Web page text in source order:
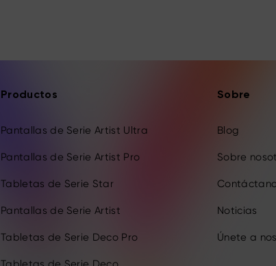
Productos
Pantallas de Serie Artist Ultra
Pantallas de Serie Artist Pro
Tabletas de Serie Star
Pantallas de Serie Artist
Tabletas de Serie Deco Pro
Sobre
Blog
Sobre
Noticias
Únete a